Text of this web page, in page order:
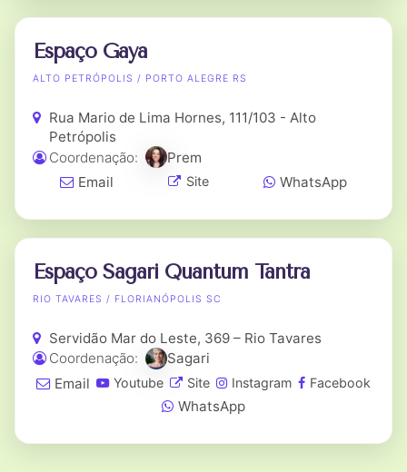
Espaço Gaya
ALTO PETRÓPOLIS / PORTO ALEGRE RS
Rua Mario de Lima Hornes, 111/103 - Alto
Petrópolis
Coordenação:
Prem
Email
Site WhatsApp
Espaço Sagari Quantum Tantra
RIO TAVARES / FLORIANÓPOLIS SC
Servidão Mar do Leste, 369 – Rio Tavares
Coordenação:
Sagari
Email
Youtube Site Instagram Facebook
WhatsApp